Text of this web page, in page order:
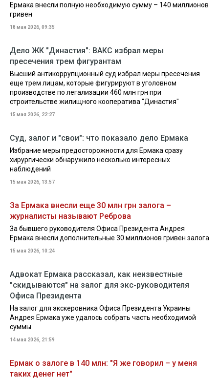
Ермака внесли полную необходимую сумму – 140 миллионов
гривен
18 мая 2026, 09:35
Дело ЖК "Династия": ВАКС избрал меры
пресечения трем фигурантам
Высший антикоррупционный суд избрал меры пресечения
еще трем лицам, которые фигурируют в уголовном
производстве по легализации 460 млн грн при
строительстве жилищного кооператива "Династия"
15 мая 2026, 22:27
Суд, залог и "свои": что показало дело Ермака
Избрание меры предосторожности для Ермака сразу
хирургически обнаружило несколько интересных
наблюдений
15 мая 2026, 13:57
За Ермака внесли еще 30 млн грн залога –
журналисты называют Реброва
За бывшего руководителя Офиса Президента Андрея
Ермака внесли дополнительные 30 миллионов гривен залога
15 мая 2026, 10:24
Адвокат Ермака рассказал, как неизвестные
"скидываются" на залог для экс-руководителя
Офиса Президента
На залог для экскеровника Офиса Президента Украины
Андрея Ермака уже удалось собрать часть необходимой
суммы
14 мая 2026, 21:59
Ермак о залоге в 140 млн: "Я же говорил – у меня
таких денег нет"